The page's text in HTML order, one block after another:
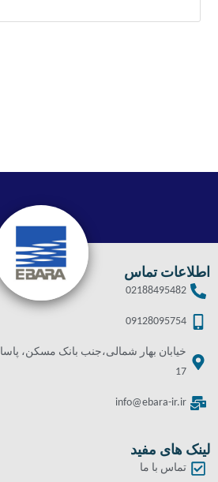
اطلاعات تماس
02188495482
09128095754
خیابان بهار شمالی،جنب بانک مسکن،
17
info@ebara-ir.ir
لینک های مفید
تماس با ما